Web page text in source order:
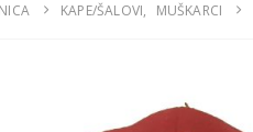
KAPE/ŠALOVI, MUŠKARCI